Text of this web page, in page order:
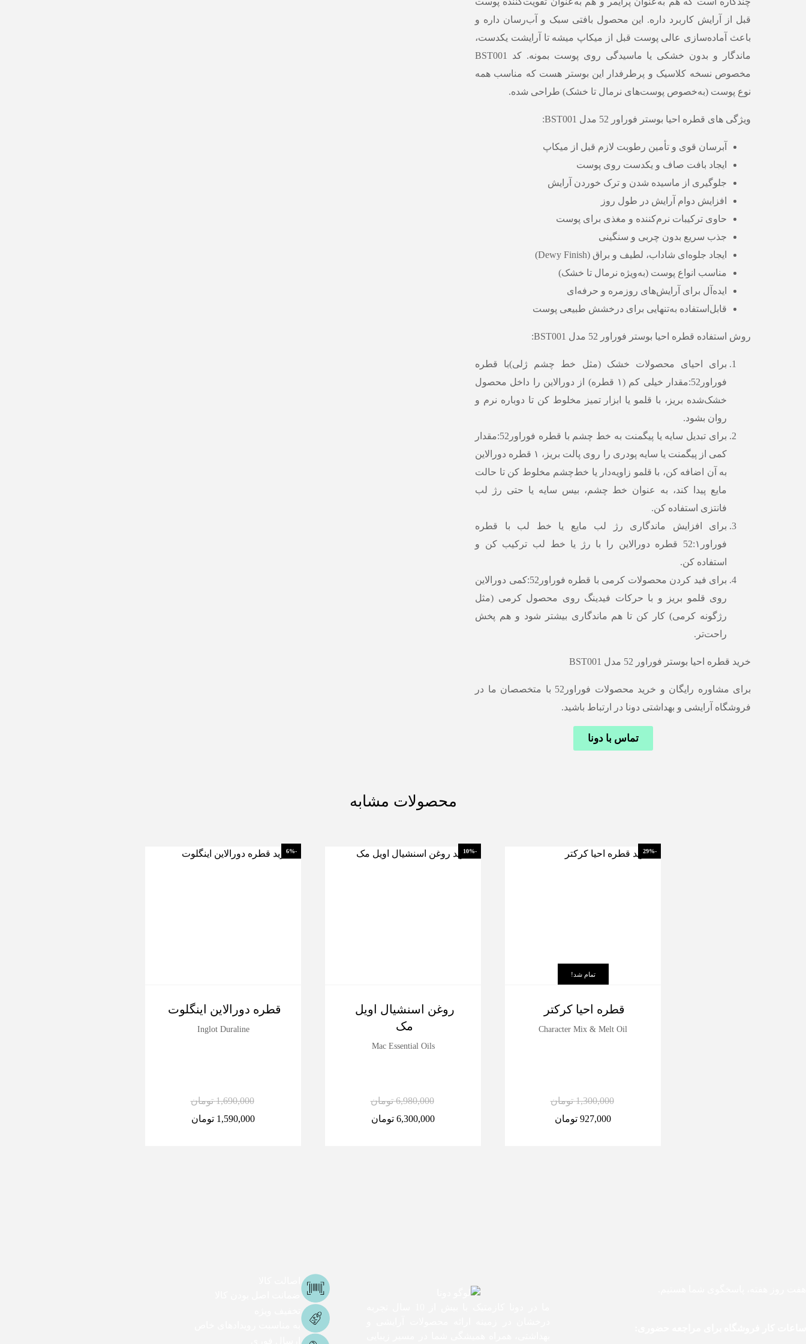
قبل از آرایش کاربرد داره. این محصول بافتی سبک و آب‌رسان داره و
باعث آماده‌سازی عالی پوست قبل از میکاپ میشه تا آرایشت یکدست،
ماندگار و بدون خشکی یا ماسیدگی روی پوست بمونه. کد BST001
مخصوص نسخه کلاسیک و پرطرفدار این بوستر هست که مناسب همه
نوع پوست (به‌خصوص پوست‌های نرمال تا خشک) طراحی شده.
ویژگی های قطره احیا بوستر فوراور 52 مدل BST001:
آبرسان قوی و تأمین رطوبت لازم قبل از میکاپ
ایجاد بافت صاف و یکدست روی پوست
جلوگیری از ماسیده شدن و ترک خوردن آرایش
افزایش دوام آرایش در طول روز
حاوی ترکیبات نرم‌کننده و مغذی برای پوست
جذب سریع بدون چربی و سنگینی
ایجاد جلوه‌ای شاداب، لطیف و براق (Dewy Finish)
مناسب انواع پوست (به‌ویژه نرمال تا خشک)
ایده‌آل برای آرایش‌های روزمره و حرفه‌ای
قابل‌استفاده به‌تنهایی برای درخشش طبیعی پوست
روش استفاده قطره احیا بوستر فوراور 52 مدل BST001:
برای احیای محصولات خشک (مثل خط چشم ژلی)با قطره
فوراور52:مقدار خیلی کم (۱ قطره) از دورالاین را داخل محصول
خشک‌شده بریز، با قلمو یا ابزار تمیز مخلوط کن تا دوباره نرم و
روان بشود.
برای تبدیل سایه یا پیگمنت به خط چشم با قطره فوراور52:مقدار
کمی از پیگمنت یا سایه پودری را روی پالت بریز، ۱ قطره دورالاین
به آن اضافه کن، با قلمو زاویه‌دار یا خط‌چشم مخلوط کن تا حالت
مایع پیدا کند، به عنوان خط چشم، بیس سایه یا حتی رژ لب
فانتزی استفاده کن.
برای افزایش ماندگاری رژ لب مایع یا خط لب با قطره
فوراور52:۱ قطره دورالاین را با رژ یا خط لب ترکیب کن و
استفاده کن.
برای فید کردن محصولات کرمی با قطره فوراور52:کمی دورالاین
روی قلمو بریز و با حرکات فیدینگ روی محصول کرمی (مثل
رژگونه کرمی) کار کن تا هم ماندگاری بیشتر شود و هم پخش
راحت‌تر.
خرید قطره احیا بوستر فوراور 52 مدل BST001
برای مشاوره رایگان و خرید محصولات فوراور52 با متخصصان ما در
فروشگاه آرایشی و بهداشتی دونا در ارتباط باشید.
تماس با دونا
محصولات مشابه
-29%
تمام شد!
قطره احیا کرکتر
Character Mix & Melt Oil
1,300,000 تومان
927,000 تومان
-10%
روغن اسنشیال اویل
مک
Mac Essential Oils
6,980,000 تومان
6,300,000 تومان
-6%
قطره دورالاین اینگلوت
Inglot Duraline
1,690,000 تومان
1,590,000 تومان